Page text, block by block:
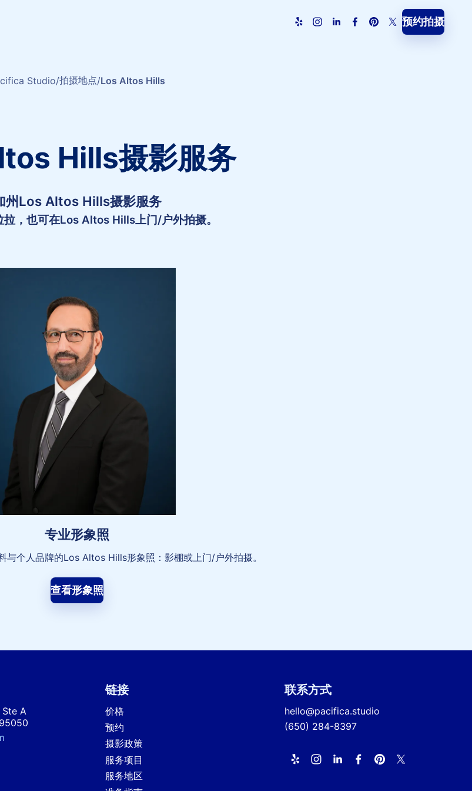
预约拍摄
Studio 拍摄地点 Los Altos Hills
Hills摄影服务
州Los Altos Hills摄影服务
拉，也可在Los Altos Hills上门/户外拍摄。
专业形象照
与个人品牌的Los Altos Hills形象照：影棚或上门/户外拍摄。
查看形象照
A
链接
价格
预约
摄影政策
服务项目
服务地区
联系方式
hello@pacifica.studio
(650) 284-8397